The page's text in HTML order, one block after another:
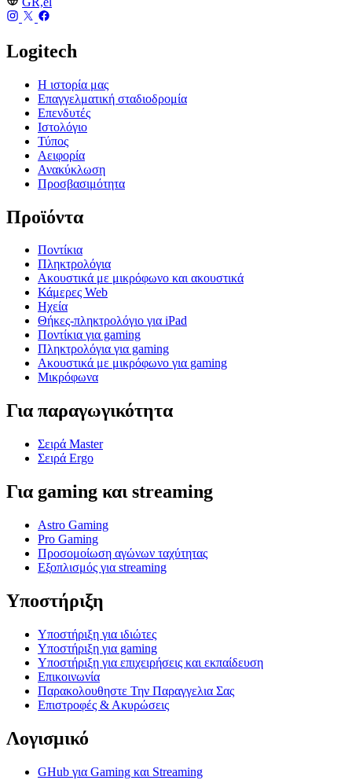
Logitech
Η ιστορία μας
Επαγγελματική σταδιοδρομία
Επενδυτές
Ιστολόγιο
Τύπος
Αειφορία
Ανακύκλωση
Προσβασιμότητα
Προϊόντα
Ποντίκια
Πληκτρολόγια
Ακουστικά με μικρόφωνο και ακουστικά
Κάμερες Web
Ηχεία
Θήκες-πληκτρολόγιο για iPad
Ποντίκια για gaming
Πληκτρολόγια για gaming
Ακουστικά με μικρόφωνο για gaming
Μικρόφωνα
Για παραγωγικότητα
Σειρά Master
Σειρά Ergo
Για gaming και streaming
Astro Gaming
Pro Gaming
Προσομοίωση αγώνων ταχύτητας
Εξοπλισμός για streaming
Υποστήριξη
Υποστήριξη για ιδιώτες
Υποστήριξη για gaming
Υποστήριξη για επιχειρήσεις και εκπαίδευση
Επικοινωνία
Παρακολουθηστε Την Παραγγελια Σας
Επιστροφές & Ακυρώσεις
Λογισμικό
GHub για Gaming και Streaming